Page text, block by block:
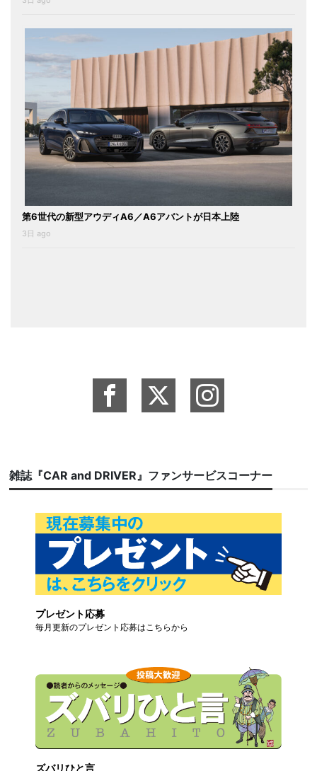
第6世代の新型アウディA6／A6アバントが日本上陸
3日 ago
雑誌『CAR and DRIVER』ファンサービスコーナー
プレゼント応募
毎月更新のプレゼント応募はこちらから
ズバリひと言